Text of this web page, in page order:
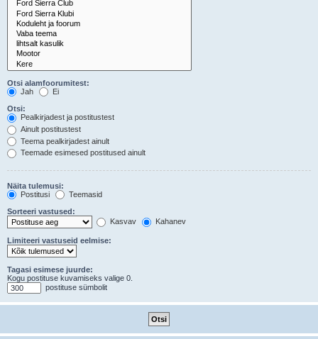
Otsi alamfoorumitest:
Jah
Ei
Otsi:
Pealkirjadest ja postitustest
Ainult postitustest
Teema pealkirjadest ainult
Teemade esimesed postitused ainult
Näita tulemusi:
Postitusi
Teemasid
Sorteeri vastused:
Kasvav
Kahanev
Limiteeri vastuseid eelmise:
Tagasi esimese juurde:
Kogu postituse kuvamiseks valige 0.
postituse sümbolit